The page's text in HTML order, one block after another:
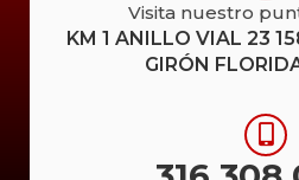
Visita nuestro
KM 1 ANILLO VIAL 23
GIRÓN